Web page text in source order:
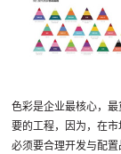
色彩是企业最核心，
要的工程，因为，在
必须要合理开发与配